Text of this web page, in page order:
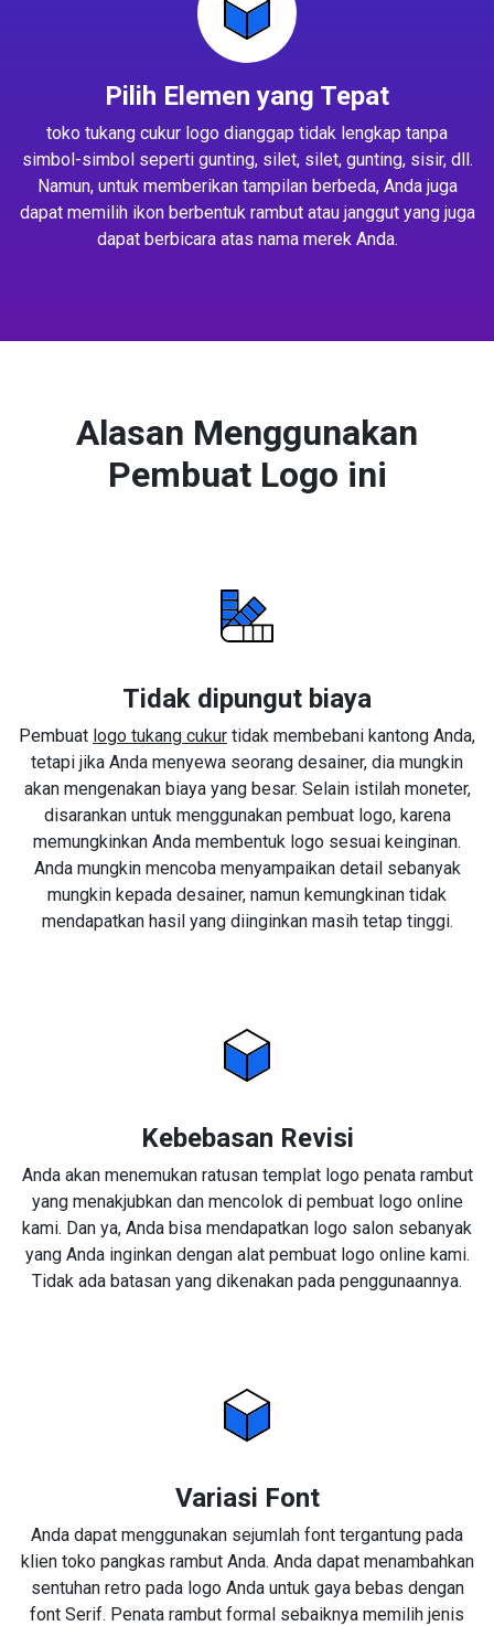
Pilih Elemen yang Tepat
toko tukang cukur logo dianggap tidak lengkap tanpa
simbol-simbol seperti gunting, silet, silet, gunting, sisir, dll.
Namun, untuk memberikan tampilan berbeda, Anda juga
dapat memilih ikon berbentuk rambut atau janggut yang juga
dapat berbicara atas nama merek Anda.
Alasan Menggunakan
Pembuat Logo ini
Tidak dipungut biaya
Pembuat logo tukang cukur tidak membebani kantong Anda,
tetapi jika Anda menyewa seorang desainer, dia mungkin
akan mengenakan biaya yang besar. Selain istilah moneter,
disarankan untuk menggunakan pembuat logo, karena
memungkinkan Anda membentuk logo sesuai keinginan.
Anda mungkin mencoba menyampaikan detail sebanyak
mungkin kepada desainer, namun kemungkinan tidak
mendapatkan hasil yang diinginkan masih tetap tinggi.
Kebebasan Revisi
Anda akan menemukan ratusan templat logo penata rambut
yang menakjubkan dan mencolok di pembuat logo online
kami. Dan ya, Anda bisa mendapatkan logo salon sebanyak
yang Anda inginkan dengan alat pembuat logo online kami.
Tidak ada batasan yang dikenakan pada penggunaannya.
Variasi Font
Anda dapat menggunakan sejumlah font tergantung pada
klien toko pangkas rambut Anda. Anda dapat menambahkan
sentuhan retro pada logo Anda untuk gaya bebas dengan
font Serif. Penata rambut formal sebaiknya memilih jenis